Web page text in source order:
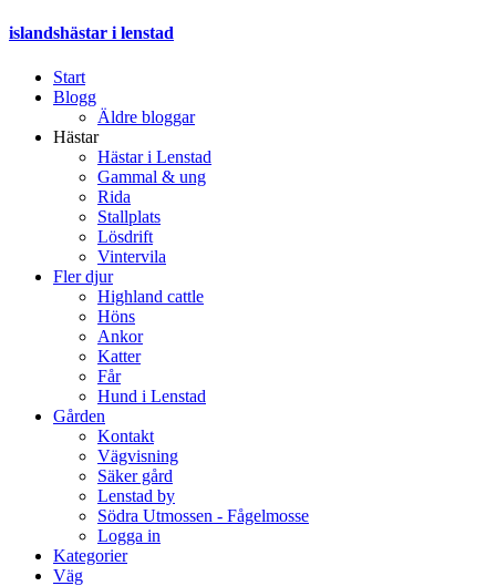
islandshästar i lenstad
Start
Blogg
Äldre bloggar
Hästar
Hästar i Lenstad
Gammal & ung
Rida
Stallplats
Lösdrift
Vintervila
Fler djur
Highland cattle
Höns
Ankor
Katter
Får
Hund i Lenstad
Gården
Kontakt
Vägvisning
Säker gård
Lenstad by
Södra Utmossen - Fågelmosse
Logga in
Kategorier
Väg